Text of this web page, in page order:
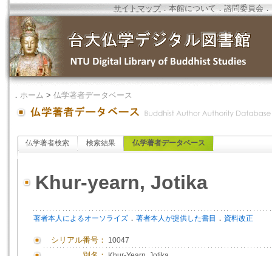
サイトマップ．本館について ．諮問委員会 ．
． ホーム > 仏学著者データベース
仏学著者検索 検索結果 仏学著者データベース
Khur-yearn, Jotika
著者本人によるオーソライズ ． 著者本人が提供した書目 ． 資料改正
シリアル番号： 10047